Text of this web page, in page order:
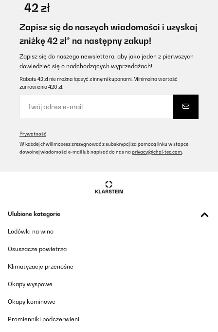
-42 zł
Zapisz się do naszych wiadomości i uzyskaj
zniżkę 42 zł* na następny zakup!
Zapisz się do naszego newslettera, aby jako jeden z pierwszych
dowiedzieć się o nadchodzących wyprzedażach!
Rabatu 42 zł nie można łączyć z innymi kuponami. Minimalna wartość
zamówienia 420 zł.
Prywatność
W każdej chwili możesz zrezygnować z subskrypcji za pomocą linku w stopce
dowolnej wiadomości e-mail lub napisać do nas na privacy@chal-tec.com
Ulubione kategorie
Lodówki na wino
Osuszacze powietrza
Klimatyzacje przenośne
Okapy wyspowe
Okapy kominowe
Promienniki podczerwieni